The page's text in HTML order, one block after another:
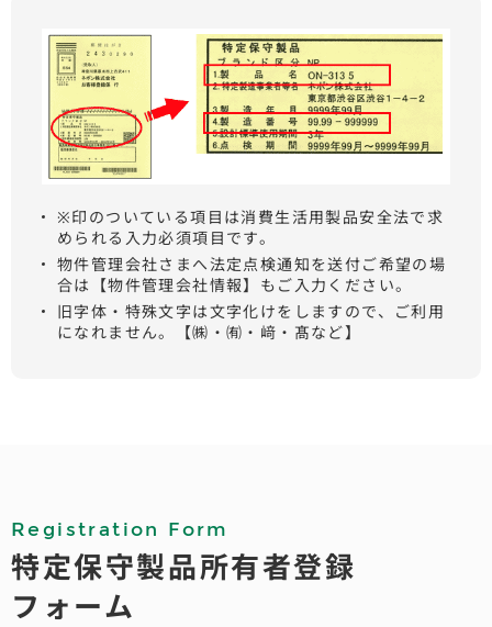
※印のついている項目は消費生活用製品安全法で求
められる入力必須項目です。
物件管理会社さまへ法定点検通知を送付ご希望の場
合は【物件管理会社情報】もご入力ください。
旧字体・特殊文字は文字化けをしますので、ご利用
になれません。【㈱・㈲・﨑・髙など】
Registration Form
特定保守製品所有者登録
フォーム